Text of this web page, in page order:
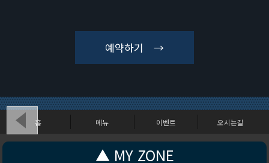
예약하기 →
▲ MY ZONE
홈 메뉴 이벤트 오시는길
강원도 춘천시 동산면 새술막길 438
Copyright (c) CLUBD - THEPLAYERS. All Rights Reserved.